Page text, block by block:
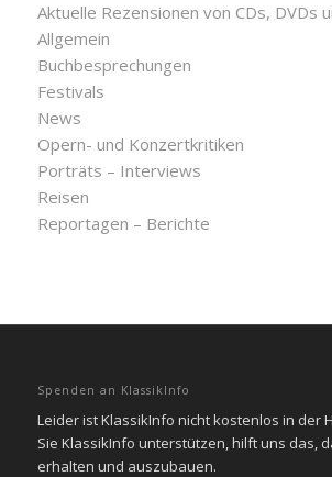
Aktuelle Rezensionen von CDs, DVDs
Allgemein
Buchbesprechungen
Festivals
News
Opern- und Konzertkritiken
Porträts – Interviews
Reisen
Reportagen – Berichte
Spenden an KlassikInfo
Leider ist KlassikInfo nicht kostenlos in der
Sie KlassikInfo unterstützen, hilft uns das,
erhalten und auszubauen.